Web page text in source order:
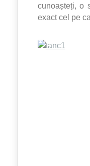
cunoașteți, o
exact cel pe